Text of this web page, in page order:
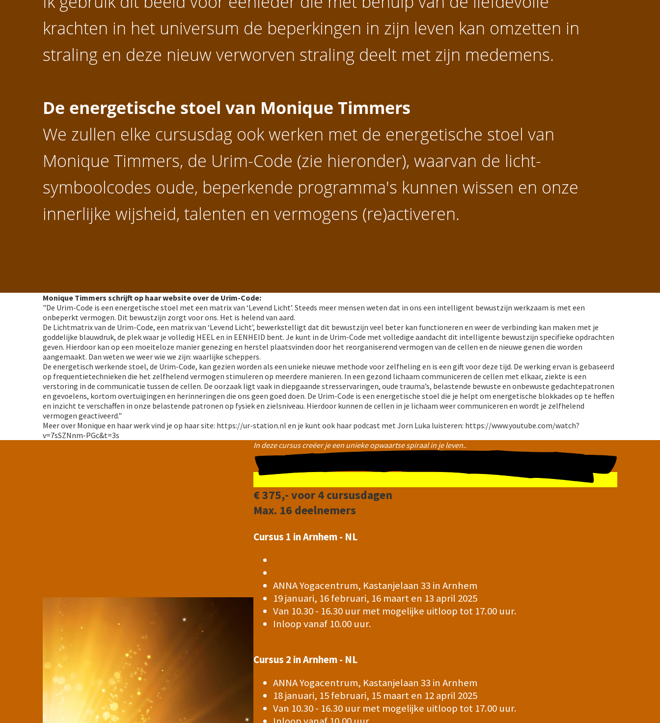
krachten in het universum de beperkingen in zijn leven kan omzetten in
straling en deze nieuw verworven straling deelt met zijn medemens.
De energetische stoel van Monique Timmers
We zullen elke cursusdag ook werken met de energetische stoel van
Monique Timmers, de Urim-Code (zie hieronder), waarvan de licht-
symboolcodes oude, beperkende programma's kunnen wissen en onze
innerlijke wijsheid, talenten en vermogens (re)activeren.
Monique Timmers schrijft op haar website over de Urim-Code:
"De Urim-Code is een energetische stoel met een matrix van ‘Levend Licht’. Steeds meer mensen weten dat in ons een intelligent bewustzijn werkzaam is met een
onbeperkt vermogen. Dit bewustzijn zorgt voor ons. Het is helend van aard.
De Lichtmatrix van de Urim-Code, een matrix van ‘Levend Licht’, bewerkstelligt dat dit bewustzijn veel beter kan functioneren en weer de verbinding kan maken met je
goddelijke blauwdruk, de plek waar je volledig HEEL en in EENHEID bent. Je kunt in de Urim-Code met volledige aandacht dit intelligente bewustzijn specifieke opdrachten
geven. Hierdoor kan op een moeiteloze manier genezing en herstel plaatsvinden door het reorganiserend vermogen van de cellen en de nieuwe genen die worden
aangemaakt. Dan weten we weer wie we zijn: waarlijke scheppers.
De energetisch werkende stoel, de Urim-Code, kan gezien worden als een unieke nieuwe methode voor zelfheling en is een gift voor deze tijd. De werking ervan is gebaseerd
op frequentietechnieken die het zelfhelend vermogen stimuleren op meerdere manieren. In een gezond lichaam communiceren de cellen met elkaar, ziekte is een
verstoring in de communicatie tussen de cellen. De oorzaak ligt vaak in diepgaande stresservaringen, oude trauma’s, belastende bewuste en onbewuste gedachtepatronen
en gevoelens, kortom overtuigingen en herinneringen die ons geen goed doen. De Urim-Code is een energetische stoel die je helpt om energetische blokkades op te heffen
en inzicht te verschaffen in onze belastende patronen op fysiek en zielsniveau. Hierdoor kunnen de cellen in je lichaam weer communiceren en wordt je zelfhelend
vermogen geactiveerd."
Meer over Monique en haar werk vind je op haar site: https://ur-station.nl en je kunt ook haar podcast met Jorn Luka luisteren: https://www.youtube.com/watch?
v=7sSZNnm-PGc&t=3s
In deze cursus creëer je een unieke opwaartse spiraal in je leven..
€ 375,- voor 4 cursusdagen
Max. 16 deelnemers
Cursus 1 in Arnhem - NL
ANNA Yogacentrum, Kastanjelaan 33 in Arnhem
19 januari, 16 februari, 16 maart en 13 april 2025
Van 10.30 - 16.30 uur met mogelijke uitloop tot 17.00 uur.
Inloop vanaf 10.00 uur.
Cursus 2 in Arnhem - NL
ANNA Yogacentrum, Kastanjelaan 33 in Arnhem
18 januari, 15 februari, 15 maart en 12 april 2025
Van 10.30 - 16.30 uur met mogelijke uitloop tot 17.00 uur.